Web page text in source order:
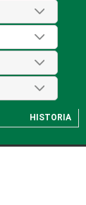
HISTORIA